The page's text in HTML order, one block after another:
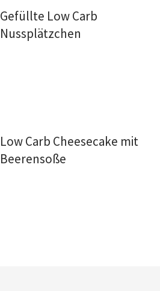
Gefüllte Low Carb
Nussplätzchen
Low Carb Cheesecake mit
Beerensoße